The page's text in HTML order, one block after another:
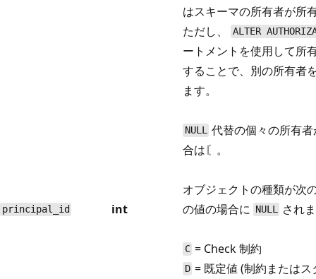
principal_id int
はスキーマの所有者が所
ただし、
ALTER
ートメントを使用して所
することで、別の所有者
ます。
NULL 代替の個々の所有
合は〘。
オブジェクトの種類が次
の値の場合に NULL され
C = Check 制約
D = 既定値 (制約またはス